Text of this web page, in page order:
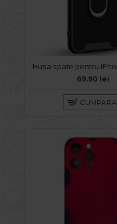
69.90 lei
CUMPARA